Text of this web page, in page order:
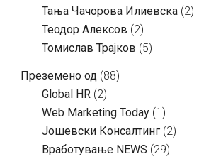
Тања Чачорова Илиевска (2)
Теодор Алексов (2)
Томислав Трајков (5)
Преземено од (88)
Global HR (2)
Web Marketing Today (1)
Јошевски Консалтинг (2)
Вработување NEWS (29)